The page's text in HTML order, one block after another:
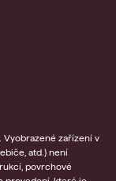
zařízení v
atd.) není
povrchové